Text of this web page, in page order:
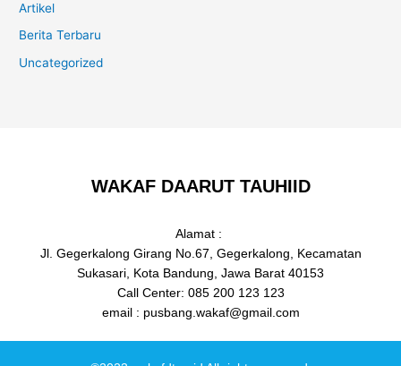
Artikel
Berita Terbaru
Uncategorized
WAKAF DAARUT TAUHIID
Alamat :
Jl. Gegerkalong Girang No.67, Gegerkalong, Kecamatan
Sukasari, Kota Bandung, Jawa Barat 40153
Call Center: 085 200 123 123
email : pusbang.wakaf@gmail.com